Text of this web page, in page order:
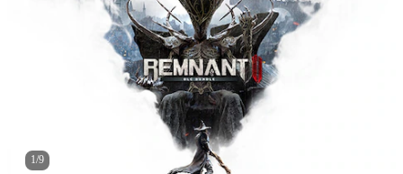
1/9